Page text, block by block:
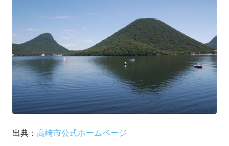
出典： 高崎市公式ホームページ